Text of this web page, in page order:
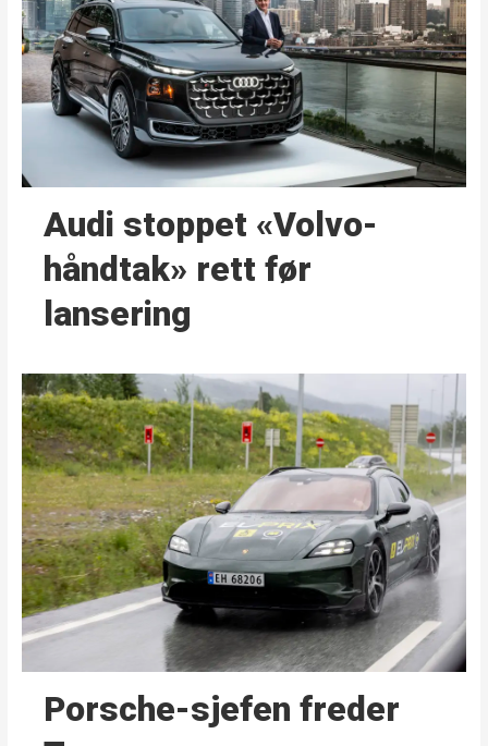
Audi stoppet «Volvo-
håndtak» rett før
lansering
Porsche-sjefen freder